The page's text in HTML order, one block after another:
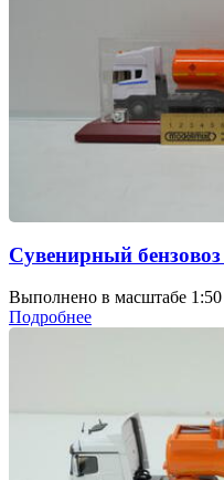
Сувенирный
Выполнено в масштабе 1:50
Подробнее